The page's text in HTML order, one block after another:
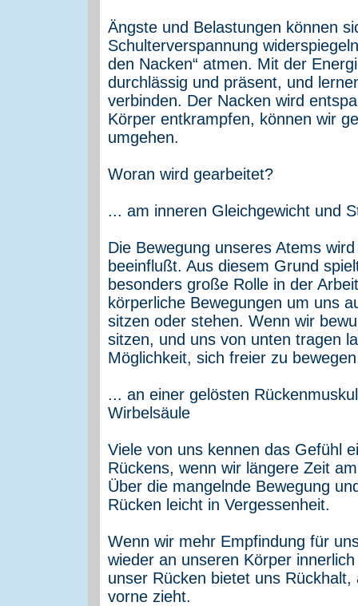
Ängste und Belastungen können
Schulterverspannung
den Nacken“ atmen. Mit der
durchlässig und präsent, und
verbinden. Der Nacken wird
Körper entkrampfen, können wir
umgehen.
Woran wird gearbeitet?
... am inneren Gleichgewicht und
Die Bewegung unseres Atems
beeinflußt. Aus diesem Grund
besonders große Rolle in der
körperliche Bewegungen um uns
sitzen oder stehen. Wenn wir
sitzen, und uns von unten tragen
Möglichkeit, sich freier zu
... an einer gelösten
Wirbelsäule
Viele von uns kennen das Gefühl
Rückens, wenn wir längere Zeit
Über die mangelnde Bewegung
Rücken leicht in Vergessenheit.
Wenn wir mehr Empfindung für
wieder an unseren Körper
unser Rücken bietet uns
vorne zieht.